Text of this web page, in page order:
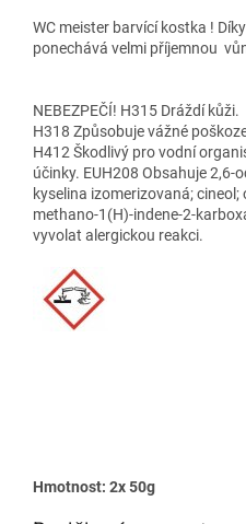
WC meister barvící kostka !
ponechává velmi příjemnou
NEBEZPEČÍ! H315 Dráždí kůži.
H318 Způsobuje vážné
H412 Škodlivý pro vodní
účinky. EUH208 Obsahuje 2,6-
kyselina izomerizovaná;
methano-1(H)-indene-2-
vyvolat alergickou reakci.
Hmotnost: 2x 50g